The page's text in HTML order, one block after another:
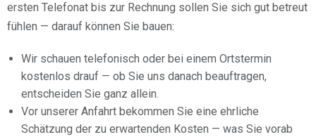
ersten Telefonat bis zur Rechnung sollen Sie sich gut betreut
fühlen — darauf können Sie bauen:
Wir schauen telefonisch oder bei einem Ortstermin
kostenlos drauf — ob Sie uns danach beauftragen,
entscheiden Sie ganz allein.
Vor unserer Anfahrt bekommen Sie eine ehrliche
Schätzung der zu erwartenden Kosten — was Sie vorab